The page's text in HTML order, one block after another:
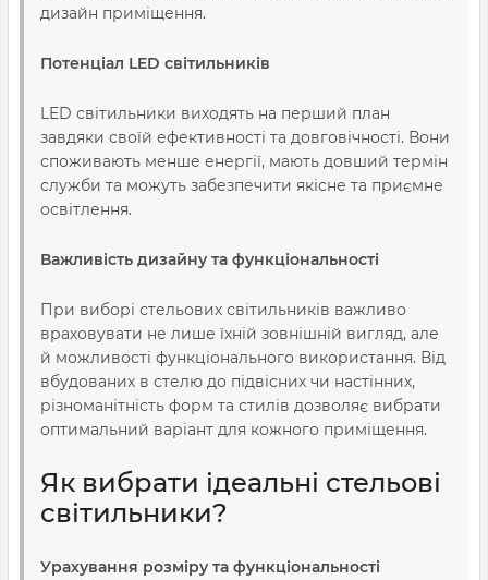
дизайн приміщення.
Потенціал LED світильників
LED світильники виходять на перший план
завдяки своїй ефективності та довговічності. Вони
споживають менше енергії, мають довший термін
служби та можуть забезпечити якісне та приємне
освітлення.
Важливість дизайну та функціональності
При виборі стельових світильників важливо
враховувати не лише їхній зовнішній вигляд, але
й можливості функціонального використання. Від
вбудованих в стелю до підвісних чи настінних,
різноманітність форм та стилів дозволяє вибрати
оптимальний варіант для кожного приміщення.
Як вибрати ідеальні стельові
світильники?
Урахування розміру та функціональності